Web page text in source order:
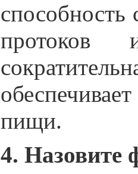
способность
протоков
пищи.
4. Назовите